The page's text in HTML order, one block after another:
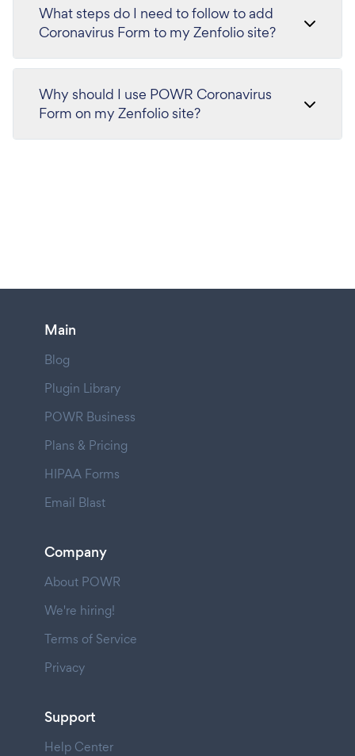
What steps do I need to follow to add
Coronavirus Form to my Zenfolio site?
Why should I use POWR Coronavirus
Form on my Zenfolio site?
Main
Blog
Plugin Library
POWR Business
Plans & Pricing
HIPAA Forms
Email Blast
Company
About POWR
We're hiring!
Terms of Service
Privacy
Support
Help Center